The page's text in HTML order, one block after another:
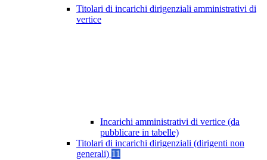
Titolari di incarichi dirigenziali amministrativi di
vertice
Incarichi amministrativi di vertice (da
pubblicare in tabelle)
Titolari di incarichi dirigenziali (dirigenti non
generali) 11